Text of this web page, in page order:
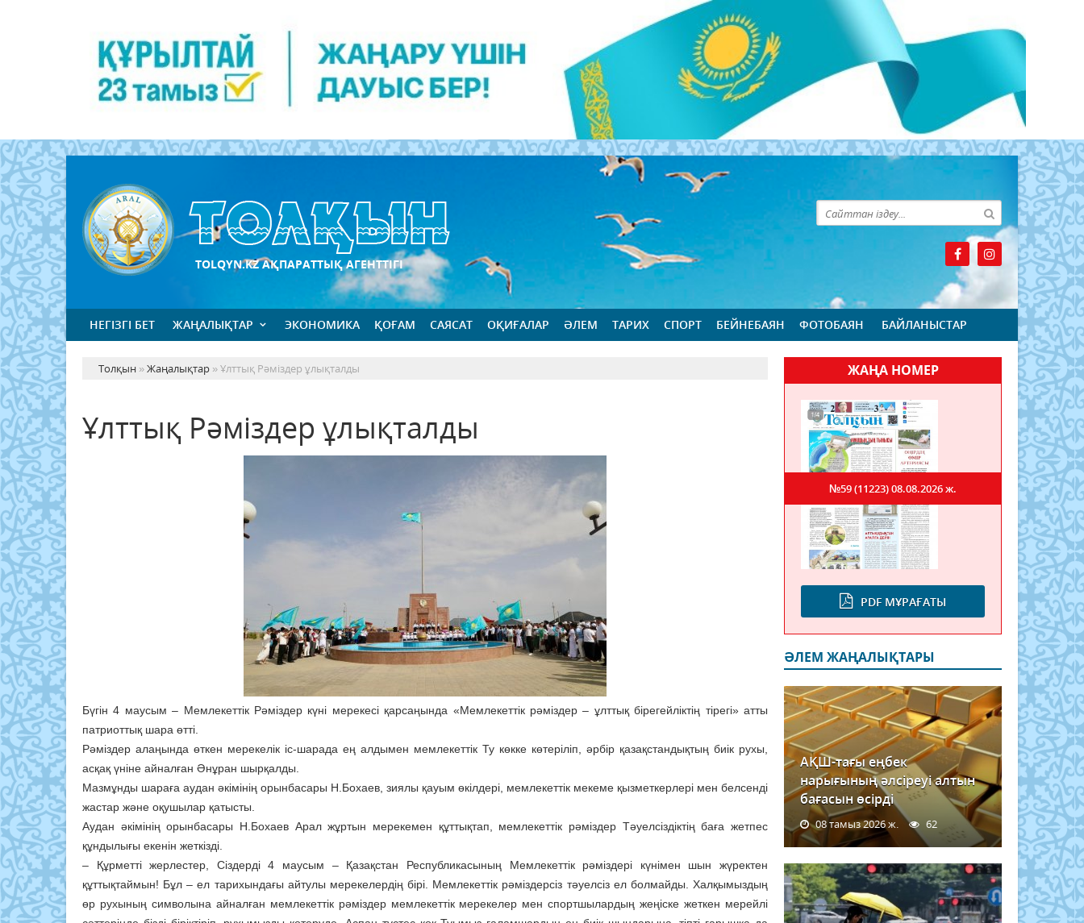
TOLQYN.KZ АҚПАРАТТЫҚ АГЕНТТІГІ
НЕГІЗГІ БЕТ ЖАҢАЛЫҚТАР ЭКОНОМИКА ҚОҒАМ САЯСАТ ОҚИҒАЛАР ӘЛЕМ ТАРИХ СПОРТ БЕЙНЕБАЯН ФОТОБАЯН БАЙЛАНЫСТАР
Толқын »Жаңалықтар » Ұлттық Рәміздер ұлықталды
Ұлттық Рәміздер ұлықталды
Бүгін 4 маусым – Мемлекеттік Рәміздер күні мерекесі қарсаңында «Мемлекеттік рәміздер – ұлттық бірегейліктің тірегі» атты
патриоттық шара өтті.
Рәміздер алаңында өткен мерекелік іс-шарада ең алдымен мемлекеттік Ту көкке көтеріліп, әрбір қазақстандықтың биік рухы,
асқақ үніне айналған Әнұран шырқалды.
Мазмұнды шараға аудан әкімінің орынбасары Н.Бохаев, зиялы қауым өкілдері, мемлекеттік мекеме қызметкерлері мен белсенді
жастар және оқушылар қатысты.
Аудан әкімінің орынбасары Н.Бохаев Арал жұртын мерекемен құттықтап, мемлекеттік рәміздер Тәуелсіздіктің баға жетпес
құндылығы екенін жеткізді.
– Құрметті жерлестер, Сіздерді 4 маусым – Қазақстан Республикасының Мемлекеттік рәміздері күнімен шын жүректен
құттықтаймын! Бұл – ел тарихындағы айтулы мерекелердің бірі. Мемлекеттік рәміздерсіз тәуелсіз ел болмайды. Халқымыздың
өр рухының символына айналған мемлекеттік рәміздер мемлекеттік мерекелер мен спортшылардың жеңіске жеткен мерейлі
ЖАҢА НОМЕР
PDF МҰРАҒАТЫ
№59 (11223)08.08.2026 ж.
ӘЛЕМ ЖАҢАЛЫҚТАРЫ
АҚШ-тағы еңбек
нарығының әлсіреуі алтын
бағасын өсірді
08 тамыз 2026 ж. 62